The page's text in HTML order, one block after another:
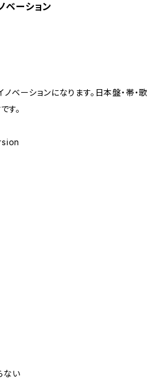
ベーション
ベーションになります。日本盤・帯・歌
す。
ない